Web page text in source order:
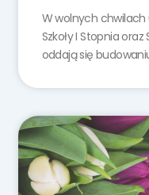
W wolnych chwilach
Szkoły I Stopnia
oddają się